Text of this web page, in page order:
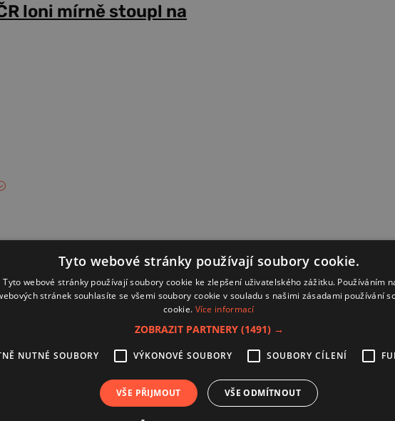
loni mírně stoupl na
Kontakt
Zásady používání souborů cookies
Zpracování osobních údajů
Tyto webové stránky používají soubory cookie.
Tyto webové stránky používají soubory cookie ke zlepšení uživatelského zážitku. Používáním
stránek souhlasíte se všemi soubory cookie v souladu s našimi zásadami používání
cookie. Více informací
ZOBRAZIT PARTNERY (1491) →
NUTNÉ SOUBORY VÝKONOVÉ SOUBORY SOUBORY CÍLENÍ
VŠE PŘIJMOUT VŠE ODMÍTNOUT